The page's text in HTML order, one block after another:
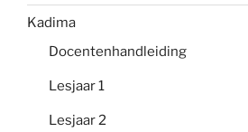
Kadima
Docentenhandleiding
Lesjaar 1
Lesjaar 2